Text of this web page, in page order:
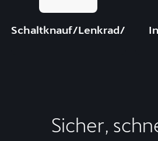
Schaltknauf/Lenkrad/
Sicher,